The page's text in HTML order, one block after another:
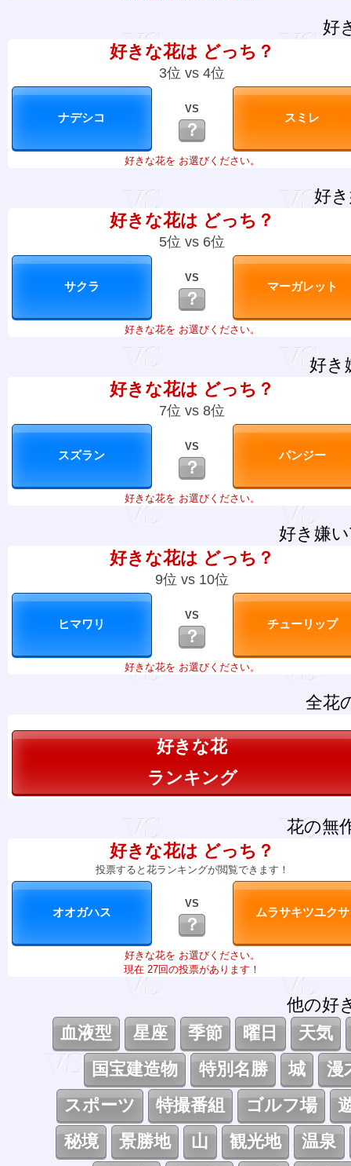
好
好きな花は どっち？
3位 vs 4位
VS
？
好きな花を お選びください。
好
好きな花は どっち？
5位 vs 6位
VS
？
好きな花を お選びください。
好き
好きな花は どっち？
7位 vs 8位
VS
？
好きな花を お選びください。
好き嫌
好きな花は どっち？
9位 vs 10位
VS
？
好きな花を お選びください。
全花
好きな花
ランキング
花の無
好きな花は どっち？
投票すると花ランキングが閲覧できます！
VS
？
好きな花を お選びください。
現在 27回の投票があります！
他の好
血液型
星座 季節 曜日
天気
国宝建造物
特別名勝 城
漫
スポーツ
特撮番組 ゴルフ場
秘境
景勝地 山 観光地
温泉